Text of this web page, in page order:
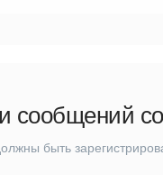
сообщений
быть